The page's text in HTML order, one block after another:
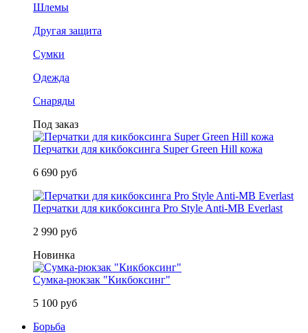
Шлемы
Другая защита
Сумки
Одежда
Снаряды
Под заказ
Перчатки для кикбоксинга Super Green Hill кожа
6 690 руб
Перчатки для кикбоксинга Pro Style Anti-MB Everlast
2 990 руб
Новинка
Сумка-рюкзак "Кикбоксинг"
5 100 руб
Борьба